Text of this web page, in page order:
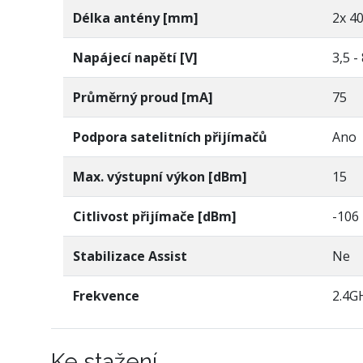
Délka antény [mm] 2x
Napájecí napětí [V] 3,5 -
Průměrný proud [mA] 75
Podpora satelitních přijímačů Ano
Max. výstupní výkon [dBm] 15
Citlivost přijímače [dBm] -106
Stabilizace Assist Ne
Frekvence